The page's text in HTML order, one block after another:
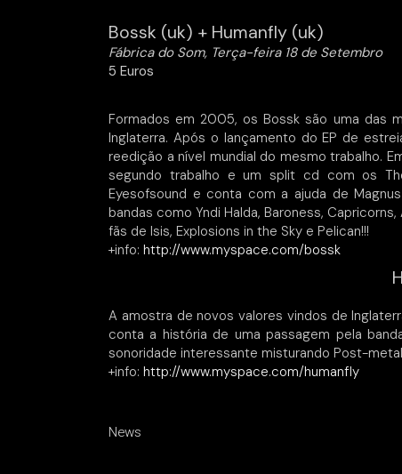
Bossk (uk) + Humanfly (uk)
Fábrica do Som, Terça-feira 18 de Setembro
5 Euros
Formados em 2005, os Bossk são uma das
Inglaterra. Após o lançamento do EP de
reedição a nível mundial do mesmo trabalho.
segundo trabalho e um split cd com os
Eyesofsound e conta com a ajuda de
bandas como Yndi Halda, Baroness,
fãs de Isis, Explosions in the Sky e Pelican!!!
+info: http://www.myspace.com/bossk
A amostra de novos valores vindos de
conta a história de uma passagem pela
sonoridade interessante misturando Post-
+info: http://www.myspace.com/humanfly
News